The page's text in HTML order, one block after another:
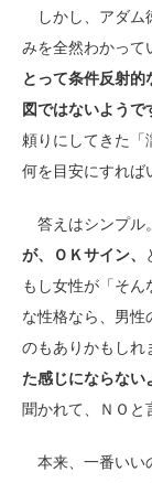
しかし、アダム
みを全然わかって
とって条件反射
図ではないようで
頼りにしてきた
何を目安にすれば
答えはシンプル
が、ＯＫサイン、
もし女性が「そん
な性格なら、男性
のもありかもしれ
た感じにならない
聞かれて、ＮＯと
本来、一番いい